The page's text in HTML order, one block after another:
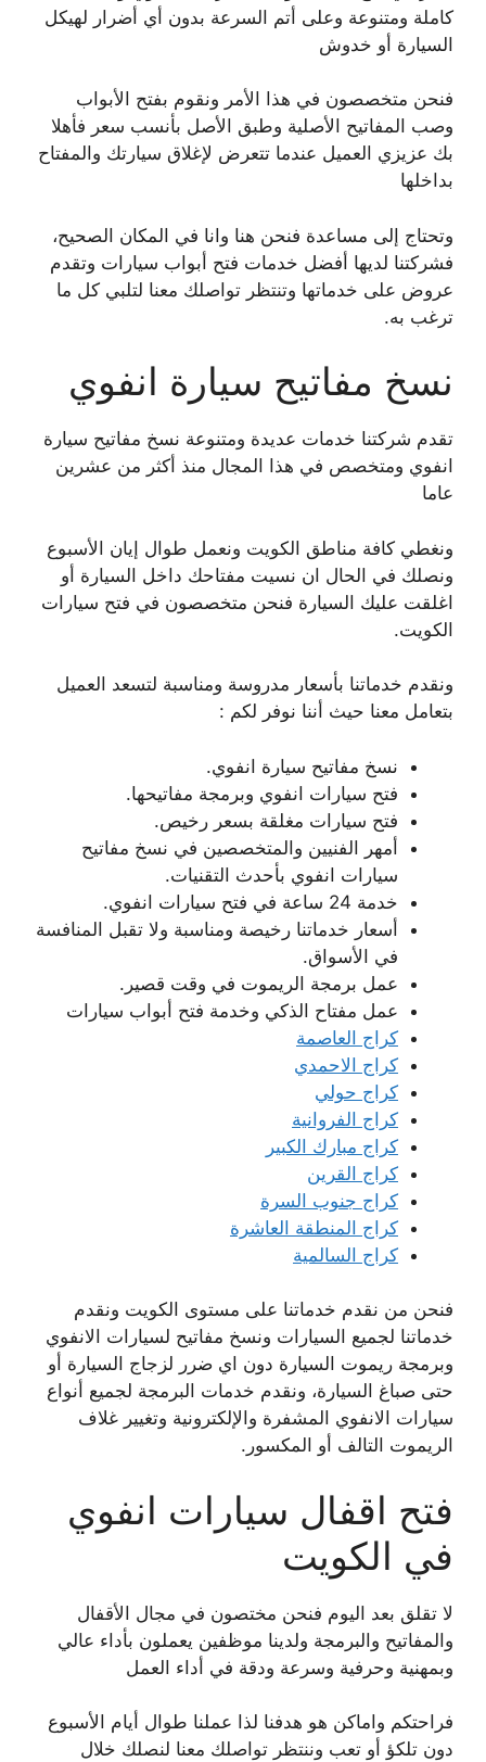
كاملة ومتنوعة وعلى أتم السرعة بدون أي أضرار لهيكل
السيارة أو خدوش
فنحن متخصصون في هذا الأمر ونقوم بفتح الأبواب
وصب المفاتيح الأصلية وطبق الأصل بأنسب سعر فأهلا
بك عزيزي العميل عندما تتعرض لإغلاق سيارتك والمفتاح
بداخلها
وتحتاج إلى مساعدة فنحن هنا وانا في المكان الصحيح،
فشركتنا لديها أفضل خدمات فتح أبواب سيارات وتقدم
عروض على خدماتها وتنتظر تواصلك معنا لتلبي كل ما
ترغب به.
نسخ مفاتيح سيارة انفوي
تقدم شركتنا خدمات عديدة ومتنوعة نسخ مفاتيح سيارة
انفوي ومتخصص في هذا المجال منذ أكثر من عشرين
عاما
ونغطي كافة مناطق الكويت ونعمل طوال إيان الأسبوع
ونصلك في الحال ان نسيت مفتاحك داخل السيارة أو
اغلقت عليك السيارة فنحن متخصصون في فتح سيارات
الكويت.
ونقدم خدماتنا بأسعار مدروسة ومناسبة لتسعد العميل
بتعامل معنا حيث أننا نوفر لكم :
نسخ مفاتيح سيارة انفوي.
فتح سيارات انفوي وبرمجة مفاتيحها.
فتح سيارات مغلقة بسعر رخيص.
أمهر الفنيين والمتخصصين في نسخ مفاتيح
سيارات انفوي بأحدث التقنيات.
خدمة 24 ساعة في فتح سيارات انفوي.
أسعار خدماتنا رخيصة ومناسبة ولا تقبل المنافسة
في الأسواق.
عمل برمجة الريموت في وقت قصير.
عمل مفتاح الذكي وخدمة فتح أبواب سيارات
كراج العاصمة
كراج الاحمدي
كراج حولي
كراج الفروانية
كراج مبارك الكبير
كراج القرين
كراج جنوب السرة
كراج المنطقة العاشرة
كراج السالمية
فنحن من نقدم خدماتنا على مستوى الكويت ونقدم
خدماتنا لجميع السيارات ونسخ مفاتيح لسيارات الانفوي
وبرمجة ريموت السيارة دون اي ضرر لزجاج السيارة أو
حتى صباغ السيارة، ونقدم خدمات البرمجة لجميع أنواع
سيارات الانفوي المشفرة والإلكترونية وتغيير غلاف
الريموت التالف أو المكسور.
فتح اقفال سيارات انفوي
في الكويت
لا تقلق بعد اليوم فنحن مختصون في مجال الأقفال
والمفاتيح والبرمجة ولدينا موظفين يعملون بأداء عالي
وبمهنية وحرفية وسرعة ودقة في أداء العمل
فراحتكم واماكن هو هدفنا لذا عملنا طوال أيام الأسبوع
دون تلكؤ أو تعب وننتظر تواصلك معنا لنصلك خلال